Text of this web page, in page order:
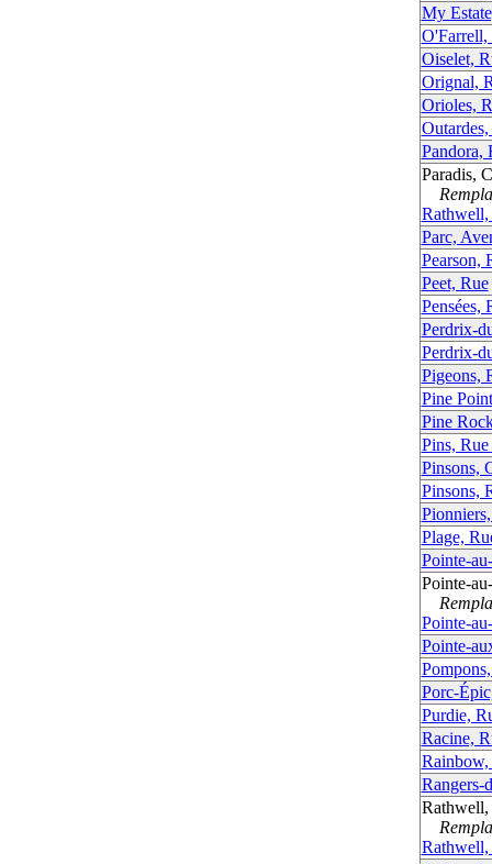
My
O'Farrell,
Oiselet,
Orignal,
Orioles,
Pandora,
Paradis,
Rathwell,
Parc,
Pearson,
Peet, Rue
Pensées,
Perdrix-
Perdrix-
Pigeons,
Pine
Pine
Pins, Rue
Pinsons,
Pinsons,
Plage,
Pointe-
Pointe-
Pointe-
Pointe-
Porc-
Purdie,
Racine,
Rainbow,
Rangers-
Rathwell,
Rathwell,